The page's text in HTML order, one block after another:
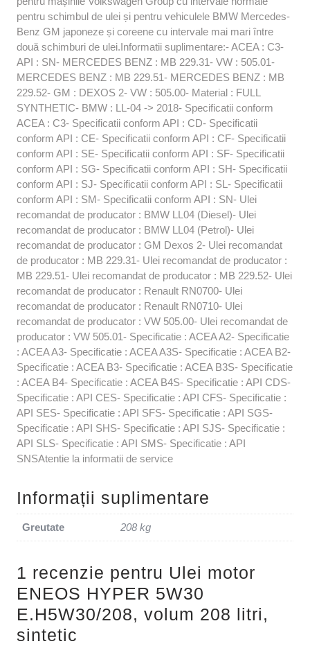
pentru schimbul de ulei și pentru vehiculele BMW Mercedes-
Benz GM japoneze și coreene cu intervale mai mari între
două schimburi de ulei.Informatii suplimentare:- ACEA : C3-
API : SN- MERCEDES BENZ : MB 229.31- VW : 505.01-
MERCEDES BENZ : MB 229.51- MERCEDES BENZ : MB
229.52- GM : DEXOS 2- VW : 505.00- Material : FULL
SYNTHETIC- BMW : LL-04 -> 2018- Specificatii conform
ACEA : C3- Specificatii conform API : CD- Specificatii
conform API : CE- Specificatii conform API : CF- Specificatii
conform API : SE- Specificatii conform API : SF- Specificatii
conform API : SG- Specificatii conform API : SH- Specificatii
conform API : SJ- Specificatii conform API : SL- Specificatii
conform API : SM- Specificatii conform API : SN- Ulei
recomandat de producator : BMW LL04 (Diesel)- Ulei
recomandat de producator : BMW LL04 (Petrol)- Ulei
recomandat de producator : GM Dexos 2- Ulei recomandat
de producator : MB 229.31- Ulei recomandat de producator :
MB 229.51- Ulei recomandat de producator : MB 229.52- Ulei
recomandat de producator : Renault RN0700- Ulei
recomandat de producator : Renault RN0710- Ulei
recomandat de producator : VW 505.00- Ulei recomandat de
producator : VW 505.01- Specificatie : ACEA A2- Specificatie
: ACEA A3- Specificatie : ACEA A3S- Specificatie : ACEA B2-
Specificatie : ACEA B3- Specificatie : ACEA B3S- Specificatie
: ACEA B4- Specificatie : ACEA B4S- Specificatie : API CDS-
Specificatie : API CES- Specificatie : API CFS- Specificatie :
API SES- Specificatie : API SFS- Specificatie : API SGS-
Specificatie : API SHS- Specificatie : API SJS- Specificatie :
API SLS- Specificatie : API SMS- Specificatie : API
SNSAtentie la informatii de service
Informații suplimentare
Greutate 208 kg
1 recenzie pentru Ulei motor
ENEOS HYPER 5W30
E.H5W30/208, volum 208 litri,
sintetic